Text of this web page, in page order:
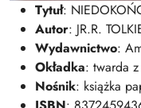
Tytuł:
Autor: JR.R.
Wydawnictwo:
Okładka: twarda
Nośnik: książka